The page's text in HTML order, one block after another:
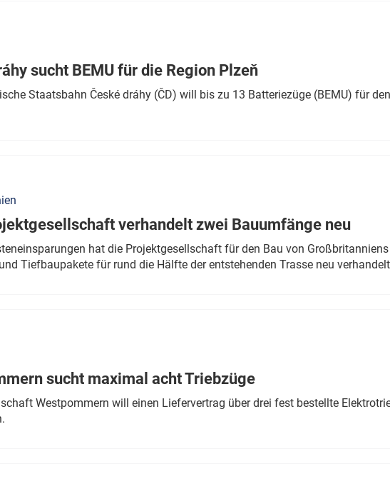
sucht BEMU für die Region Plzeň
Staatsbahn České dráhy (ČD) will bis zu 13 Batteriezüge (BEMU) für
verhandelt zwei Bauumfänge neu
hat die Projektgesellschaft für den Bau von
Tiefbaupakete für rund die Hälfte der entstehenden Trasse neu
sucht maximal acht Triebzüge
Westpommern will einen Liefervertrag über drei fest bestellte